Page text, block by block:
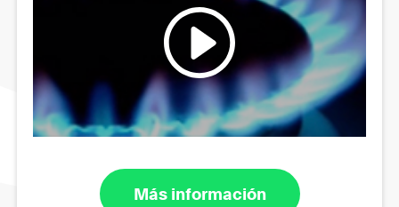
Más información